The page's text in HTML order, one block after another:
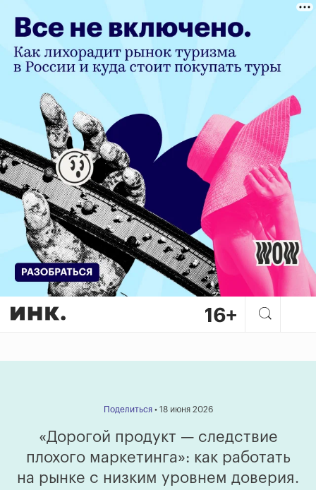
«Дорогой продукт —
Поделиться• 18 июня 2026
«Дорогой продукт — следствие
плохого маркетинга»: как работать
на рынке с низким уровнем доверия.